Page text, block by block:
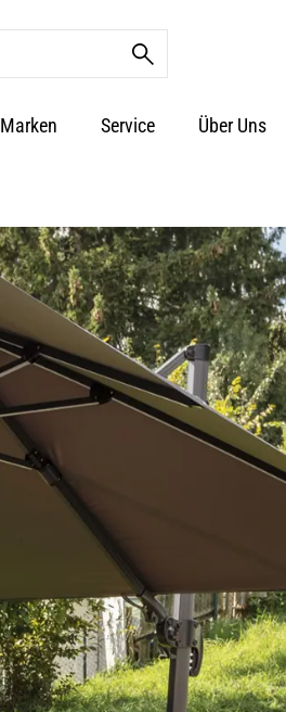
Marken Service Über Uns